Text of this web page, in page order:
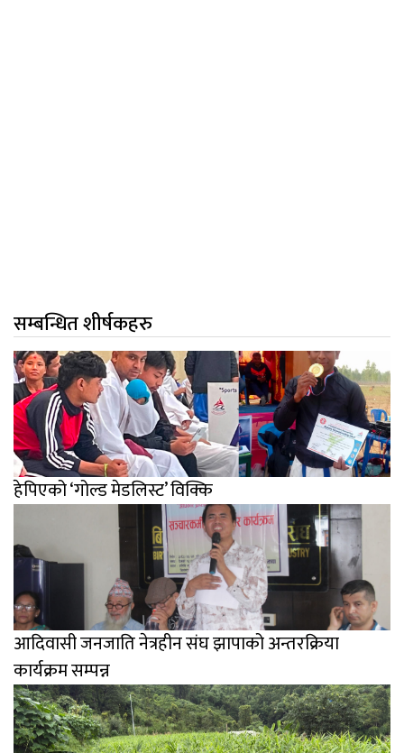
सम्बन्धित शीर्षकहरु
हेपिएको ‘गोल्ड मेडलिस्ट’ विक्कि
आदिवासी जनजाति नेत्रहीन संघ झापाको अन्तरक्रिया
कार्यक्रम सम्पन्न